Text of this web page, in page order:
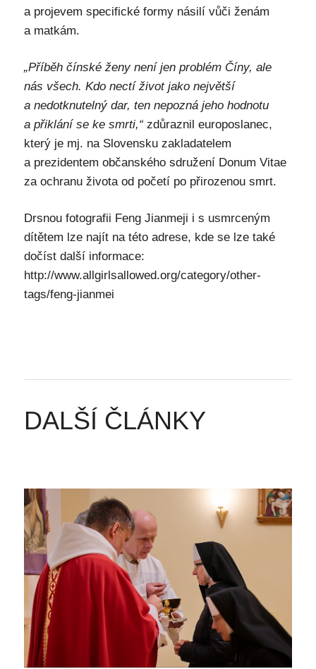
a projevem specifické formy násilí vůči ženám
a matkám.
„Příběh čínské ženy není jen problém Číny, ale
nás všech. Kdo nectí život jako největší
a nedotknutelný dar, ten nepozná jeho hodnotu
a přiklání se ke smrti,“zdůraznil europoslanec,
který je mj. na Slovensku zakladatelem
a prezidentem občanského sdružení Donum Vitae
za ochranu života od početí po přirozenou smrt.
Drsnou fotografii Feng Jianmeji i s usmrceným
dítětem lze najít na této adrese, kde se lze také
dočíst další informace:
http://www.allgirlsallowed.org/category/other-
tags/feng-jianmei
DALŠÍ ČLÁNKY